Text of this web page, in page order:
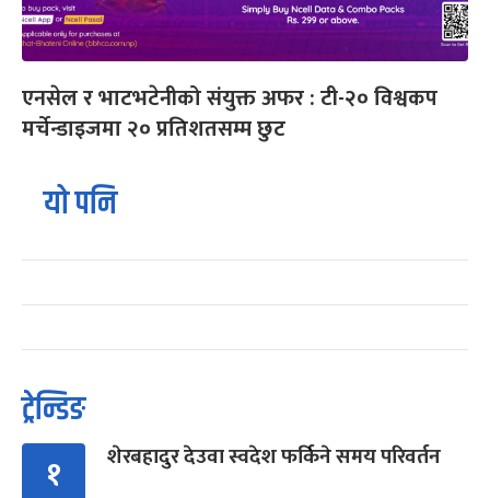
एनसेल र भाटभटेनीको संयुक्त अफर : टी-२० विश्वकप
मर्चेन्डाइजमा २० प्रतिशतसम्म छुट
यो पनि
ट्रेन्डिङ
१ शेरबहादुर देउवा स्वदेश फर्किने समय परिवर्तन